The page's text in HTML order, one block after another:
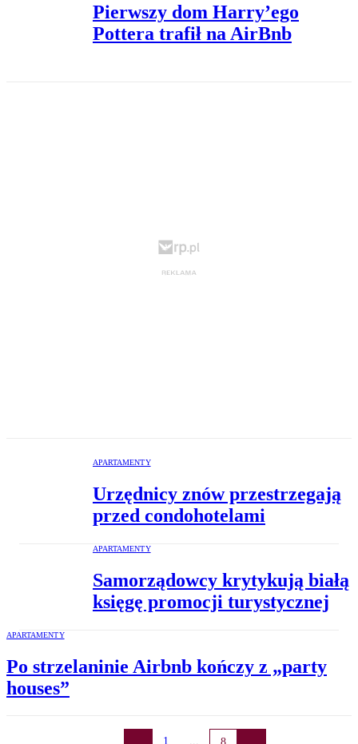
Pierwszy dom Harry’ego
Pottera trafił na AirBnb
APARTAMENTY
Urzędnicy znów przestrzegają
przed condohotelami
APARTAMENTY
Samorządowcy krytykują białą
księgę promocji turystycznej
APARTAMENTY
Po strzelaninie Airbnb kończy z „party
houses”
1